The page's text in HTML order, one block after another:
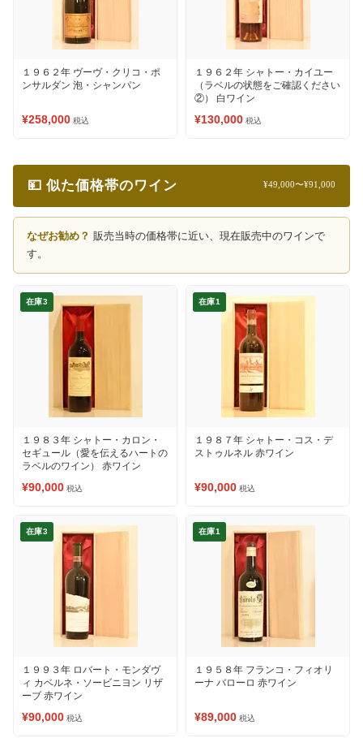
１９６２年 ヴーヴ・クリコ・ポ
ンサルダン 泡・シャンパン
¥258,000 税込
１９６２年 シャトー・カイユー
（ラベルの状態をご確認ください
②） 白ワイン
¥130,000 税込
💴 似た価格帯のワイン ¥49,000〜¥91,000
なぜお勧め？ 販売当時の価格帯に近い、現在販売中のワインで
す。
在庫3
１９８３年 シャトー・カロン・
セギュール（愛を伝えるハートの
ラベルのワイン） 赤ワイン
¥90,000 税込
在庫1
１９８７年 シャトー・コス・デ
ストゥルネル 赤ワイン
¥90,000 税込
在庫3
１９９３年 ロバート・モンダヴ
ィ カベルネ・ソービニヨン リザ
ーブ 赤ワイン
¥90,000 税込
在庫1
１９５８年 フランコ・フィオリ
ーナ バローロ 赤ワイン
¥89,000 税込